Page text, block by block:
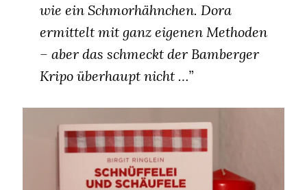
wie ein Schmorhähnchen. Dora
ermittelt mit ganz eigenen Methoden
– aber das schmeckt der Bamberger
Kripo überhaupt nicht …”